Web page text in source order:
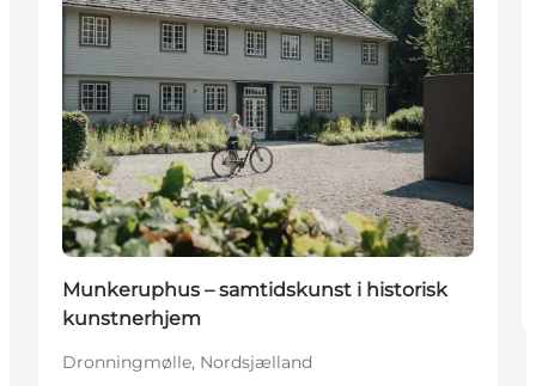
Munkeruphus – samtidskunst i historisk
kunstnerhjem
Dronningmølle, Nordsjælland